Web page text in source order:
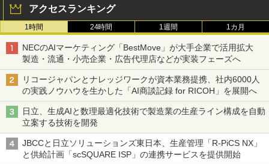
アクセスランキング
1時間 24時間 1週間 1カ月
NECのAIマーケティング「BestMove」が大手企業で活用拡大
製造・流通・小売企業・広告代理店などが実装フェーズへ
リコージャパンとナレッジワークが資本業務提携、社内6000人
の実践ノウハウを生かした「AI商談記録 for RICOH」を展開へ
日立、生成AIと数理最適化技術で製造業の生産ライン構成を自動
立案する技術を開発
JBCCと日立ソリューションズ東日本、生産管理「R-PiCS NX」
と供給計画「scSQUARE ISP」の連携サービスを提供開始